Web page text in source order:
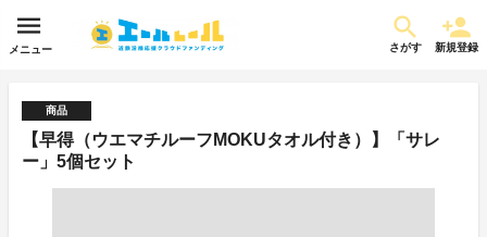
メニュー さがす 新規登録
商品
【早得（ウエマチルーフMOKUタオル付き）】「サレ
ー」5個セット